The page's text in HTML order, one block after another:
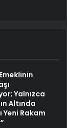
Yalnızca
Altında
Yeni Rakam